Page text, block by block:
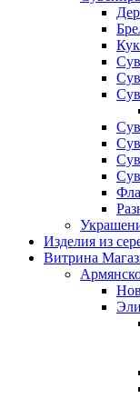
Изделия из
Витрина